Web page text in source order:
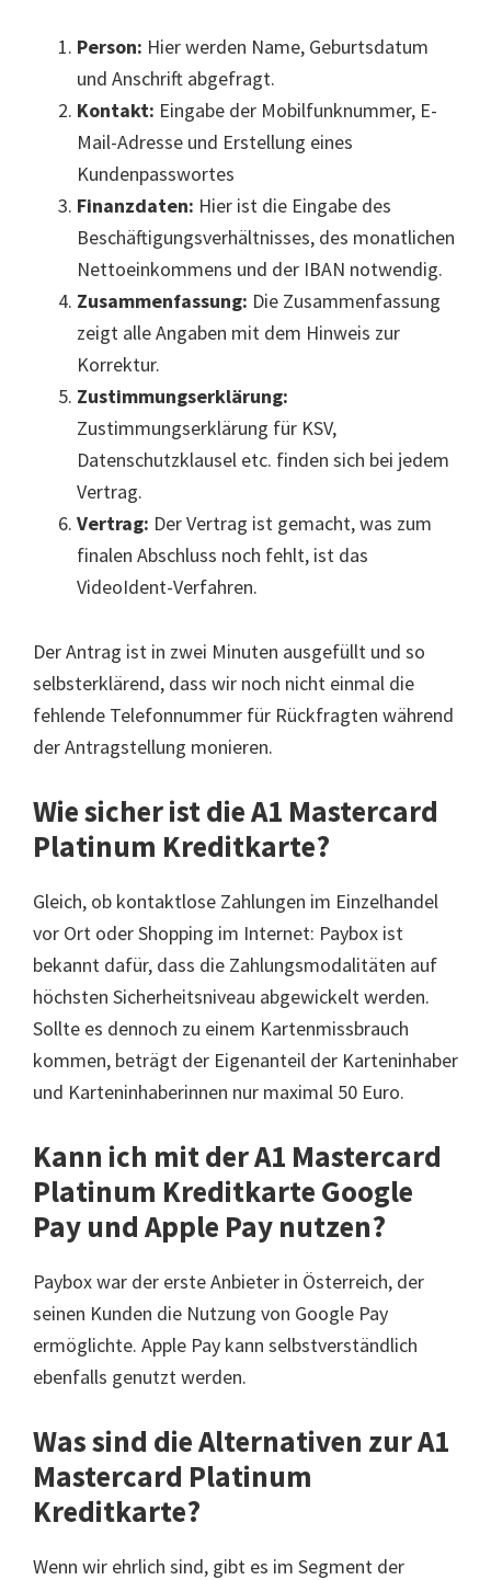
Person: Hier werden Name, Geburtsdatum
und Anschrift abgefragt.
Kontakt: Eingabe der Mobilfunknummer, E-
Mail-Adresse und Erstellung eines
Kundenpasswortes
Finanzdaten: Hier ist die Eingabe des
Beschäftigungsverhältnisses, des monatlichen
Nettoeinkommens und der IBAN notwendig.
Zusammenfassung: Die Zusammenfassung
zeigt alle Angaben mit dem Hinweis zur
Korrektur.
Zustimmungserklärung:
Zustimmungserklärung für KSV,
Datenschutzklausel etc. finden sich bei jedem
Vertrag.
Vertrag: Der Vertrag ist gemacht, was zum
finalen Abschluss noch fehlt, ist das
VideoIdent-Verfahren.
Der Antrag ist in zwei Minuten ausgefüllt und so
selbsterklärend, dass wir noch nicht einmal die
fehlende Telefonnummer für Rückfragten während
der Antragstellung monieren.
Wie sicher ist die A1 Mastercard
Platinum Kreditkarte?
Gleich, ob kontaktlose Zahlungen im Einzelhandel
vor Ort oder Shopping im Internet: Paybox ist
bekannt dafür, dass die Zahlungsmodalitäten auf
höchsten Sicherheitsniveau abgewickelt werden.
Sollte es dennoch zu einem Kartenmissbrauch
kommen, beträgt der Eigenanteil der Karteninhaber
und Karteninhaberinnen nur maximal 50 Euro.
Kann ich mit der A1 Mastercard
Platinum Kreditkarte Google
Pay und Apple Pay nutzen?
Paybox war der erste Anbieter in Österreich, der
seinen Kunden die Nutzung von Google Pay
ermöglichte. Apple Pay kann selbstverständlich
ebenfalls genutzt werden.
Was sind die Alternativen zur A1
Mastercard Platinum
Kreditkarte?
Wenn wir ehrlich sind, gibt es im Segment der